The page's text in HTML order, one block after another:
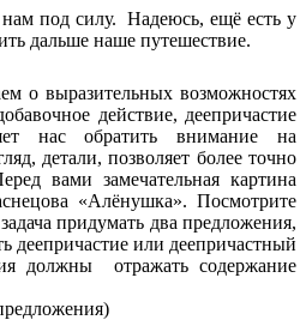
нам под силу. Надеюсь, ещё есть у
дальше наше путешествие.
о выразительных возможностях
действие, деепричастие
нас обратить внимание на
детали, позволяет более точно
вами замечательная картина
«Алёнушка». Посмотрите
придумать два предложения,
деепричастие или деепричастный
должны отражать содержание